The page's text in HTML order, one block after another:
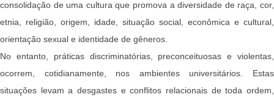
consolidação de uma cultura que promova a diversidade de raça, cor,
etnia, religião, origem, idade, situação social, econômica e cultural,
orientação sexual e identidade de gêneros.
No entanto, práticas discriminatórias, preconceituosas e violentas,
ocorrem, cotidianamente, nos ambientes universitários. Estas
situações levam a desgastes e conflitos relacionais de toda ordem,